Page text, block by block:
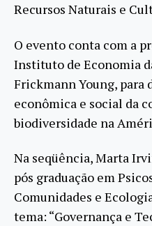
Recursos Naturais e
O evento conta com a
Instituto de Economia
Frickmann Young,
econômica e social da
biodiversidade na
Na seqüência, Marta
pós graduação em
Comunidades e
tema: “Governança e